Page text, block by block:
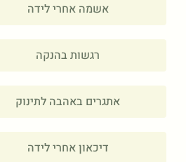
אשמה אחרי לידה
רגשות בהנקה
אתגרים באהבה לתינוק
דיכאון אחרי לידה